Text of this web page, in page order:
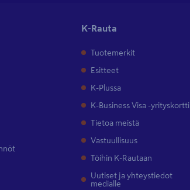
K-Rauta
Tuotemerkit
Esitteet
K-Plussa
K-Business Visa -yrityskortti
Tietoa meistä
Vastuullisuus
Töihin K-Rautaan
Uutiset ja yhteystiedot
medialle